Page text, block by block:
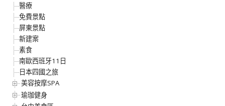
醫療
免費景點
屏東景點
新建案
素食
南歐西班牙11日
日本四國之旅
美容按摩SPA
瑜珈健身